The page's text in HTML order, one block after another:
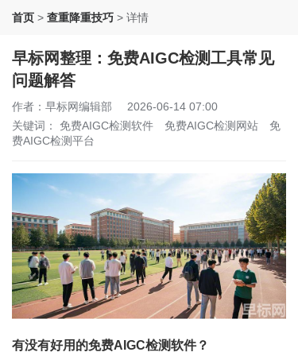
首页 > 查重降重技巧 > 详情
早标网整理：免费AIGC检测工具常见
问题解答
作者：早标网编辑部
2026-06-14 07:00
关键词： 免费AIGC检测软件 免费AIGC检测网站
免
费AIGC检测平台
有没有好用的免费AIGC检测软件？